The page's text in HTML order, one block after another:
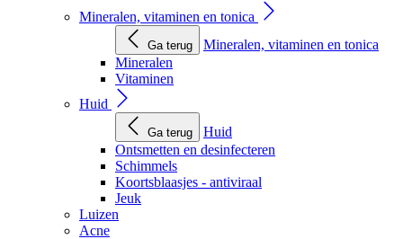
Mineralen, vitaminen en tonica
Ga terug
Mineralen, vitaminen en tonica
Mineralen
Vitaminen
Huid
Ga terug
Huid
Ontsmetten en desinfecteren
Schimmels
Koortsblaasjes - antiviraal
Jeuk
Luizen
Acne